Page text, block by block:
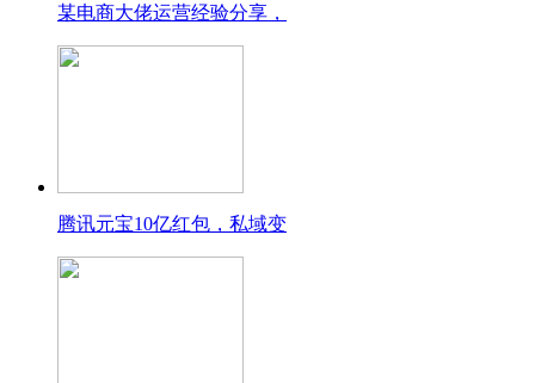
某电商大佬运营经验分享，
腾讯元宝10亿红包，私域变